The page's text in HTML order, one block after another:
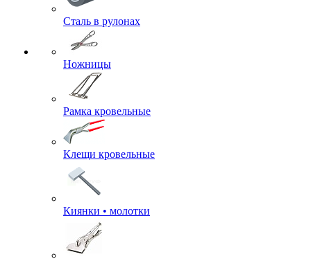
Сталь в рулонах
Ножницы
Рамка кровельные
Клещи кровельные
Киянки • молотки